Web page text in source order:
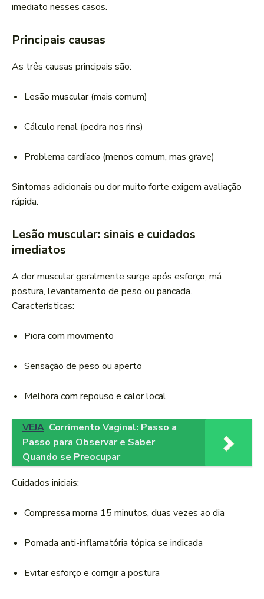
imediato nesses casos.
Principais causas
As três causas principais são:
Lesão muscular (mais comum)
Cálculo renal (pedra nos rins)
Problema cardíaco (menos comum, mas grave)
Sintomas adicionais ou dor muito forte exigem avaliação
rápida.
Lesão muscular: sinais e cuidados
imediatos
A dor muscular geralmente surge após esforço, má
postura, levantamento de peso ou pancada.
Características:
Piora com movimento
Sensação de peso ou aperto
Melhora com repouso e calor local
VEJA Corrimento Vaginal: Passo a
Passo para Observar e Saber
Quando se Preocupar
Cuidados iniciais:
Compressa morna 15 minutos, duas vezes ao dia
Pomada anti-inflamatória tópica se indicada
Evitar esforço e corrigir a postura